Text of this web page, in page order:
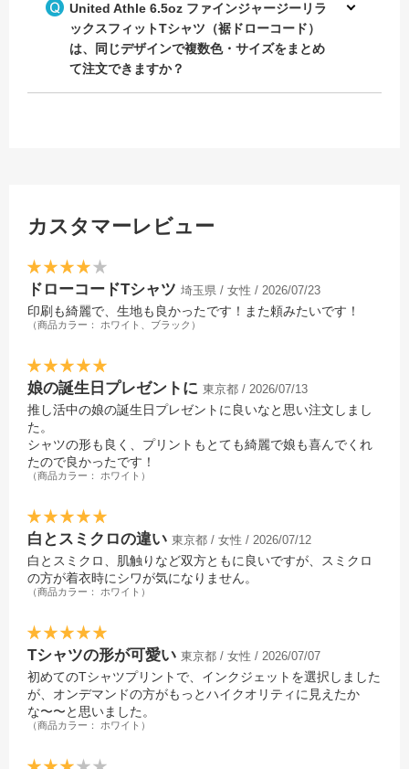
United Athle 6.5oz ファインジャージーリラ
ックスフィットTシャツ（裾ドローコード）
は、同じデザインで複数色・サイズをまとめ
て注文できますか？
カスタマーレビュー
ドローコードTシャツ 埼玉県 / 女性 / 2026/07/23
印刷も綺麗で、生地も良かったです！また頼みたいです！
（商品カラー： ホワイト、ブラック）
娘の誕生日プレゼントに 東京都 / 2026/07/13
推し活中の娘の誕生日プレゼントに良いなと思い注文しまし
た。
シャツの形も良く、プリントもとても綺麗で娘も喜んでくれ
たので良かったです！
（商品カラー： ホワイト）
白とスミクロの違い 東京都 / 女性 / 2026/07/12
白とスミクロ、肌触りなど双方ともに良いですが、スミクロ
の方が着衣時にシワが気になりません。
（商品カラー： ホワイト）
Tシャツの形が可愛い 東京都 / 女性 / 2026/07/07
初めてのTシャツプリントで、インクジェットを選択しました
が、オンデマンドの方がもっとハイクオリティに見えたか
な〜〜と思いました。
（商品カラー： ホワイト）